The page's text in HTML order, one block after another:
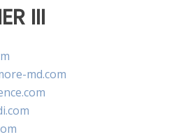
III
md.com